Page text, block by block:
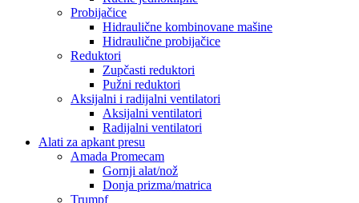
Probijačice
Hidraulične kombinovane mašine
Hidraulične probijačice
Reduktori
Zupčasti reduktori
Pužni reduktori
Aksijalni i radijalni ventilatori
Aksijalni ventilatori
Radijalni ventilatori
Alati za apkant presu
Amada Promecam
Gornji alat/nož
Donja prizma/matrica
Trumpf